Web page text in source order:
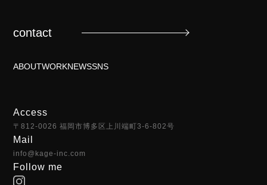
contact
ABOUTWORKNEWSSNS
Access
〒812-0026 福岡市博多区上川端町3-6-802号
Mail
info@kage-inc.com
Follow me